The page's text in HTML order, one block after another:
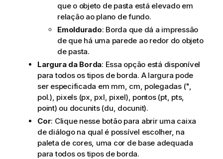
que o objeto de pasta está elevado em
relação ao plano de fundo.
Emoldurado: Borda que dá a impressão
de que há uma parede ao redor do objeto
de pasta.
Largura da Borda: Essa opção está disponível
para todos os tipos de borda. A largura pode
ser especificada em mm, cm, polegadas (",
pol.), pixels (px, pxl, pixel), pontos (pt, pts,
point) ou docunits (du, docunit).
Cor: Clique nesse botão para abrir uma caixa
de diálogo na qual é possível escolher, na
paleta de cores, uma cor de base adequada
para todos os tipos de borda.